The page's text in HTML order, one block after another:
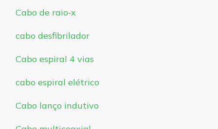
Cabo de raio-x
cabo desfibrilador
Cabo espiral 4 vias
cabo espiral elétrico
Cabo lanço indutivo